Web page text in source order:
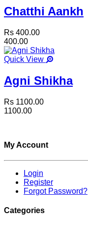
Chatthi Aankh
Rs 400.00
400.00
Quick View
Agni Shikha
Rs 1100.00
1100.00
My Account
Login
Register
Forgot Password?
Categories